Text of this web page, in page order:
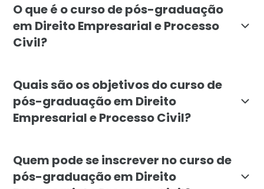
O que é o curso de pós-graduação
em Direito Empresarial e Processo
Civil?
Quais são os objetivos do curso de
pós-graduação em Direito
Empresarial e Processo Civil?
Quem pode se inscrever no curso de
pós-graduação em Direito